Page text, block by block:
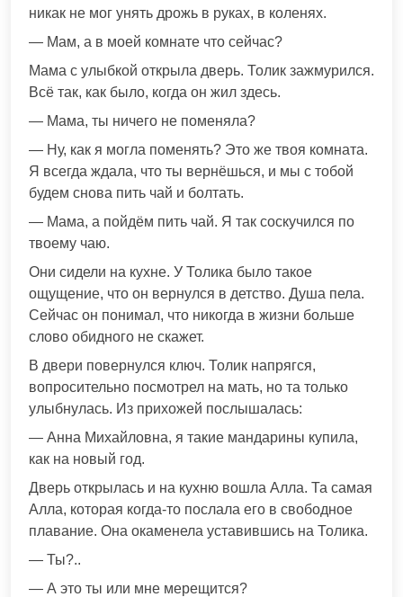
никак не мог унять дрожь в руках, в коленях.
— Мам, а в моей комнате что сейчас?
Мама с улыбкой открыла дверь. Толик зажмурился.
Всё так, как было, когда он жил здесь.
— Мама, ты ничего не поменяла?
— Ну, как я могла поменять? Это же твоя комната.
Я всегда ждала, что ты вернёшься, и мы с тобой
будем снова пить чай и болтать.
— Мама, а пойдём пить чай. Я так соскучился по
твоему чаю.
Они сидели на кухне. У Толика было такое
ощущение, что он вернулся в детство. Душа пела.
Сейчас он понимал, что никогда в жизни больше
слово обидного не скажет.
В двери повернулся ключ. Толик напрягся,
вопросительно посмотрел на мать, но та только
улыбнулась. Из прихожей послышалась:
— Анна Михайловна, я такие мандарины купила,
как на новый год.
Дверь открылась и на кухню вошла Алла. Та самая
Алла, которая когда-то послала его в свободное
плавание. Она окаменела уставившись на Толика.
— Ты?..
— А это ты или мне мерещится?